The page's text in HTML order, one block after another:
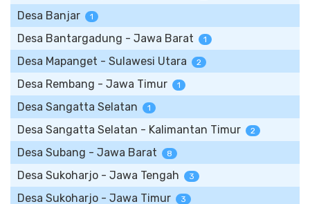
Desa Banjar 1
Desa Bantargadung - Jawa Barat 1
Desa Mapanget - Sulawesi Utara 2
Desa Rembang - Jawa Timur 1
Desa Sangatta Selatan 1
Desa Sangatta Selatan - Kalimantan Timur 2
Desa Subang - Jawa Barat 8
Desa Sukoharjo - Jawa Tengah 3
Desa Sukoharjo - Jawa Timur 3